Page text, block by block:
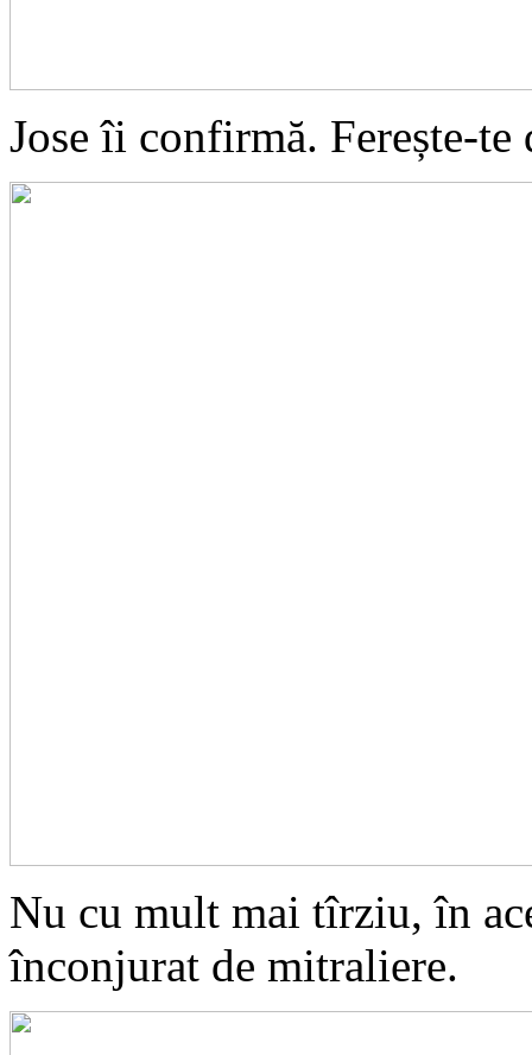
Jose îi confirmă. Ferește-te
Nu cu mult mai tîrziu, în
înconjurat de mitraliere.